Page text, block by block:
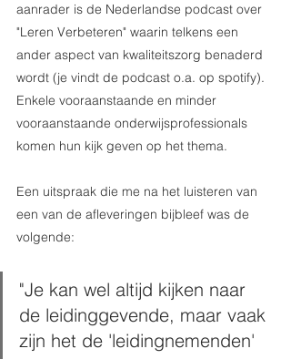
aanrader is de Nederlandse podcast over
"Leren Verbeteren" waarin telkens een
ander aspect van kwaliteitszorg benaderd
wordt (je vindt de podcast o.a. op spotify).
Enkele vooraanstaande en minder
vooraanstaande onderwijsprofessionals
komen hun kijk geven op het thema.
Een uitspraak die me na het luisteren van
een van de afleveringen bijbleef was de
volgende:
"Je kan wel altijd kijken naar
de leidinggevende, maar vaak
zijn het de 'leidingnemenden'